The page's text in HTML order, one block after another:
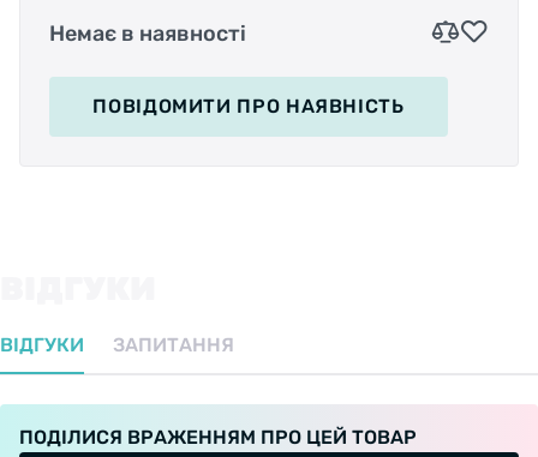
Подходит для бескамерных внедорожных
Комплектация:
Немає в наявності
ПОВІДОМИТИ ПРО НАЯВНІСТЬ
ВІДГУКИ ЗАПИТАННЯ
ПОДІЛИСЯ ВРАЖЕННЯМ ПРО ЦЕЙ ТОВАР